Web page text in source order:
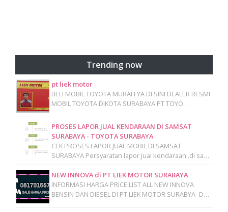
Trending now
pt liek motor
BELI MOBIL TOYOTA MURAH YA DI SINI DEALER RESMI
MOBIL TOYOTA DIKOTA SURABAYA PT TOYO…
PROSES LAPOR JUAL KENDARAAN DI SAMSAT
SURABAYA - TOYOTA SURABAYA
CEK PROSES LAPOR JUAL MOBIL DI SAMSAT
SURABAYA Persyaratan lapor jual kendaraan..di sa…
NEW INNOVA di PT LIEK MOTOR SURABAYA
INFORMASI HARGA PRICE LIST ALL NEW INNOVA
BENSIN DAN DIESEL DI PT LIEK MOTOR SURABYA- D…